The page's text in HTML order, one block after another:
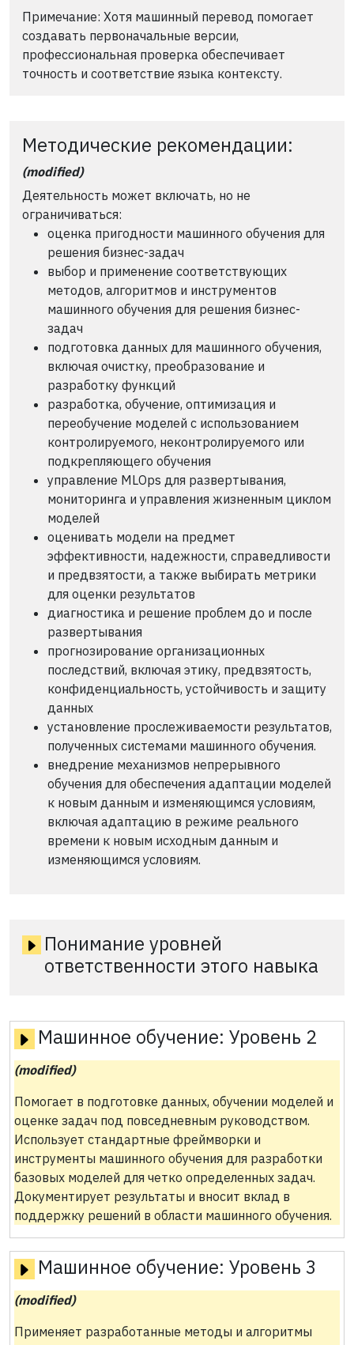
Примечание: Хотя машинный перевод помогает
создавать первоначальные версии,
профессиональная проверка обеспечивает
точность и соответствие языка контексту.
Методические рекомендации:
(modified)
Деятельность может включать, но не
ограничиваться:
оценка пригодности машинного обучения для
решения бизнес-задач
выбор и применение соответствующих
методов, алгоритмов и инструментов
машинного обучения для решения бизнес-
задач
подготовка данных для машинного обучения,
включая очистку, преобразование и
разработку функций
разработка, обучение, оптимизация и
переобучение моделей с использованием
контролируемого, неконтролируемого или
подкрепляющего обучения
управление MLOps для развертывания,
мониторинга и управления жизненным циклом
моделей
оценивать модели на предмет
эффективности, надежности, справедливости
и предвзятости, а также выбирать метрики
для оценки результатов
диагностика и решение проблем до и после
развертывания
прогнозирование организационных
последствий, включая этику, предвзятость,
конфиденциальность, устойчивость и защиту
данных
установление прослеживаемости результатов,
полученных системами машинного обучения.
внедрение механизмов непрерывного
обучения для обеспечения адаптации моделей
к новым данным и изменяющимся условиям,
включая адаптацию в режиме реального
времени к новым исходным данным и
изменяющимся условиям.
Понимание уровней
ответственности этого навыка
Машинное обучение: Уровень 2
(modified)
Помогает в подготовке данных, обучении моделей и
оценке задач под повседневным руководством.
Использует стандартные фреймворки и
инструменты машинного обучения для разработки
базовых моделей для четко определенных задач.
Документирует результаты и вносит вклад в
поддержку решений в области машинного обучения.
Машинное обучение: Уровень 3
(modified)
Применяет разработанные методы и алгоритмы